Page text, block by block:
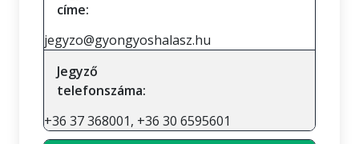
címe:
jegyzo@gyongyoshalasz.hu
Jegyző
telefonszáma:
+36 37 368001, +36 30 6595601